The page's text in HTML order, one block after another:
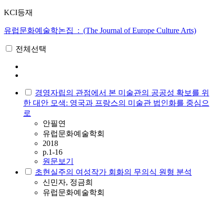
KCI등재
유럽문화예술학논집 : (The Journal of Europe Culture Arts)
전체선택
경영자립의 관점에서 본 미술관의 공공성 확보를 위
한 대안 모색: 영국과 프랑스의 미술관 법인화를 중심으
로
안필연
유럽문화예술학회
2018
p.1-16
원문보기
초현실주의 여성작가 회화의 무의식 원형 분석
신민자, 정금희
유럽문화예술학회